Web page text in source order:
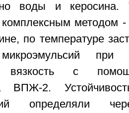
воды и керосина.
методом
по температуре
при
вязкость с
ВПЖ-2.
определяли